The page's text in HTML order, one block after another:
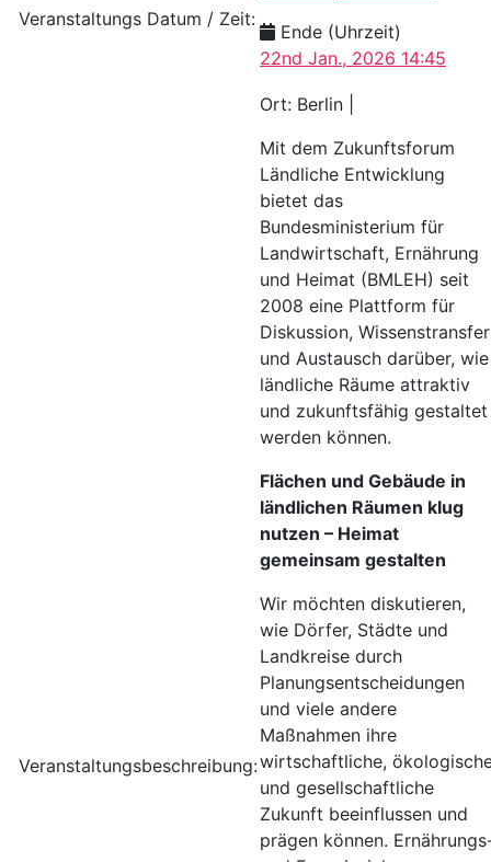
Veranstaltungs Datum / Zeit:
Ende (Uhrzeit)
22nd Jan., 2026 14:45
Veranstaltungsbeschreibung:
Ort: Berlin |
Mit dem Zukunftsforum
Ländliche Entwicklung
bietet das
Bundesministerium für
Landwirtschaft, Ernährung
und Heimat (BMLEH) seit
2008 eine Plattform für
Diskussion, Wissenstransfer
und Austausch darüber, wie
ländliche Räume attraktiv
und zukunftsfähig gestaltet
werden können.
Flächen und Gebäude in
ländlichen Räumen klug
nutzen – Heimat
gemeinsam gestalten
Wir möchten diskutieren,
wie Dörfer, Städte und
Landkreise durch
Planungsentscheidungen
und viele andere
Maßnahmen ihre
wirtschaftliche,
und gesellschaftliche
Zukunft beeinflussen und
prägen können.